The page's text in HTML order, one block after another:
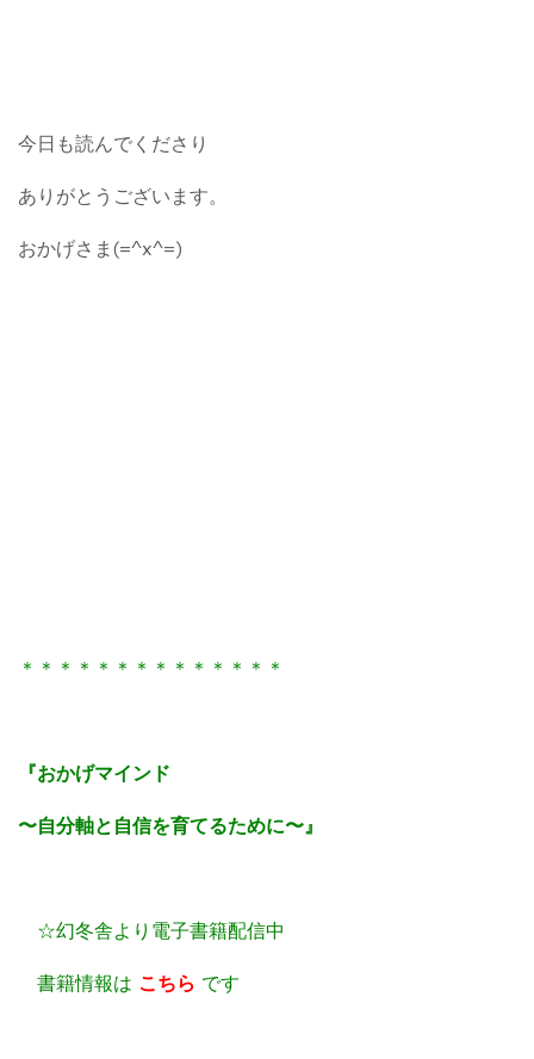
今日も読んでくださり
ありがとうございます。
おかげさま(=^x^=)
＊＊＊＊＊＊＊＊＊＊＊＊＊＊
『おかげマインド
〜自分軸と自信を育てるために〜』
☆幻冬舎より電子書籍配信中
書籍情報は こちら です